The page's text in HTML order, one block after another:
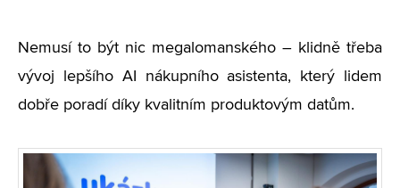
Nemusí to být nic megalomanského – klidně třeba
vývoj lepšího AI nákupního asistenta, který lidem
dobře poradí díky kvalitním produktovým datům.